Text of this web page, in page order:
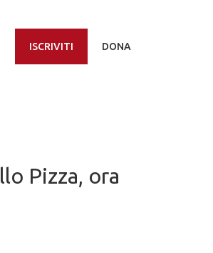
ISCRIVITI DONA
Pizza, ora